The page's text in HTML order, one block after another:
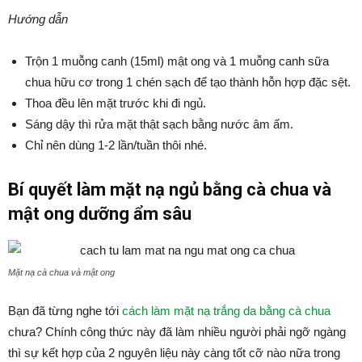
Hướng dẫn
Trộn 1 muỗng canh (15ml) mật ong và 1 muỗng canh sữa
chua hữu cơ trong 1 chén sạch để tạo thành hỗn hợp đặc sệt.
Thoa đều lên mặt trước khi đi ngủ.
Sáng dậy thì rửa mặt thật sạch bằng nước âm ấm.
Chỉ nên dùng 1-2 lần/tuần thôi nhé.
Bí quyết làm mặt nạ ngủ bằng cà chua và
mật ong dưỡng ẩm sâu
Mặt nạ cà chua và mật ong
Bạn đã từng nghe tới cách làm mặt nạ trắng da bằng cà chua
chưa? Chính công thức này đã làm nhiều người phải ngỡ ngàng
thì sự kết hợp của 2 nguyên liệu này càng tốt cỡ nào nữa trong